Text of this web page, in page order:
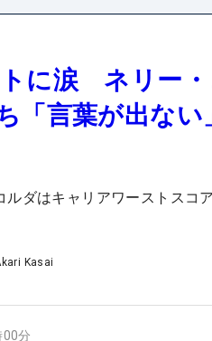
に涙 ネリー
「言葉が出ない
ダはキャリアワーストスコ
Kasai
分